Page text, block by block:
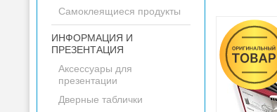
Самоклеящиеся продукты
ИНФОРМАЦИЯ И
ПРЕЗЕНТАЦИЯ
Аксессуары для
презентации
Дверные таблички